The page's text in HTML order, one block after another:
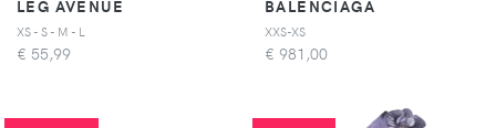
LEG AVENUE
XS - S - M - L
€ 55,99
BALENCIAGA
XXS-XS
€ 981,00